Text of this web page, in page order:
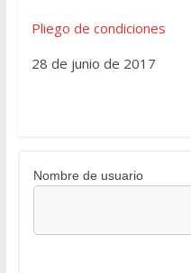
Pliego de condiciones
28 de junio de 2017
Nombre de usuario